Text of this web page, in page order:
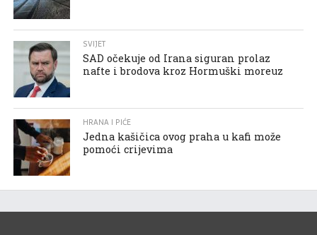
SVIJET
SAD očekuje od Irana siguran prolaz
nafte i brodova kroz Hormuški moreuz
HRANA I PIĆE
Jedna kašičica ovog praha u kafi može
pomoći crijevima